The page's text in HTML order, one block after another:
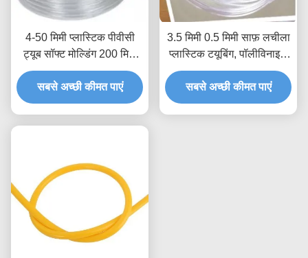
4-50 मिमी प्लास्टिक पीवीसी
ट्यूब सॉफ्ट मोल्डिंग 200 मिमी
साफ़ रासायनिक नली काटना
सबसे अच्छी कीमत पाएं
3.5 मिमी 0.5 मिमी साफ़ लचीला
प्लास्टिक टयूबिंग, पॉलीविनाइल
क्लोराइड उच्च दबाव लचीला
पीवीसी पाइप:
सबसे अच्छी कीमत पाएं